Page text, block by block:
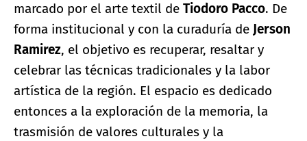
marcado por el arte textil de Tiodoro Pacco. De
forma institucional y con la curaduría de Jerson
Ramirez, el objetivo es recuperar, resaltar y
celebrar las técnicas tradicionales y la labor
artística de la región. El espacio es dedicado
entonces a la exploración de la memoria, la
trasmisión de valores culturales y la